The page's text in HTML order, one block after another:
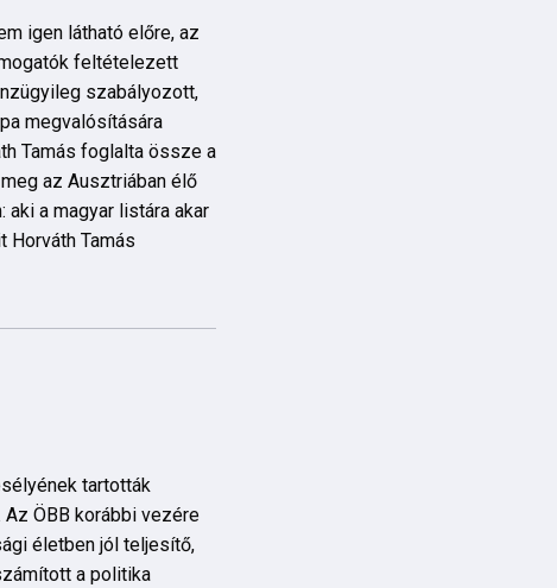
igen látható előre, az
feltételezett
szabályozott,
megvalósítására
Tamás foglalta össze a
az Ausztriában élő
aki a magyar listára akar
Horváth Tamás
tartották
ÖBB korábbi vezére
életben jól teljesítő,
a politika